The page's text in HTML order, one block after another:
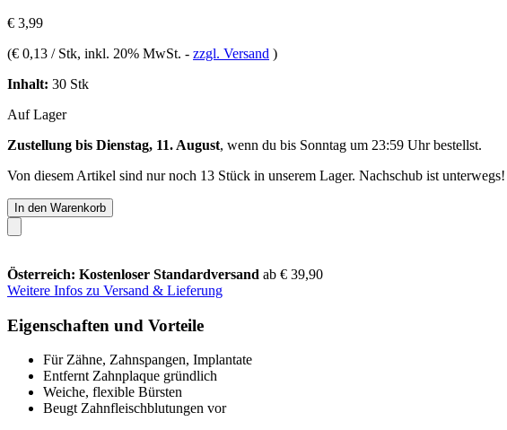
€ 3,99
(€ 0,13 / Stk, inkl. 20% MwSt. - zzgl. Versand )
Inhalt: 30 Stk
Auf Lager
Zustellung bis Dienstag, 11. August, wenn du bis Sonntag um 23:59 Uhrbestellst.
Von diesem Artikel sind nur noch 13 Stück in unserem Lager. Nachschub ist
In den Warenkorb
Österreich: Kostenloser Standardversand ab € 39,90
Weitere Infos zu Versand & Lieferung
Eigenschaften und Vorteile
Für Zähne, Zahnspangen, Implantate
Entfernt Zahnplaque gründlich
Weiche, flexible Bürsten
Beugt Zahnfleischblutungen vor